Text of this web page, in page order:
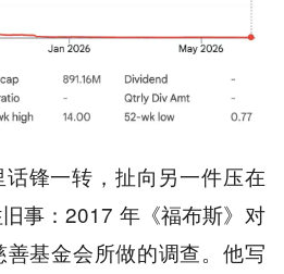
锋一转，扯向另一件压在
事：2017 年《福布斯》对
基金会所做的调查。他写